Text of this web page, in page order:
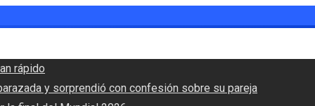
rápido
y sorprendió con confesión sobre su pareja